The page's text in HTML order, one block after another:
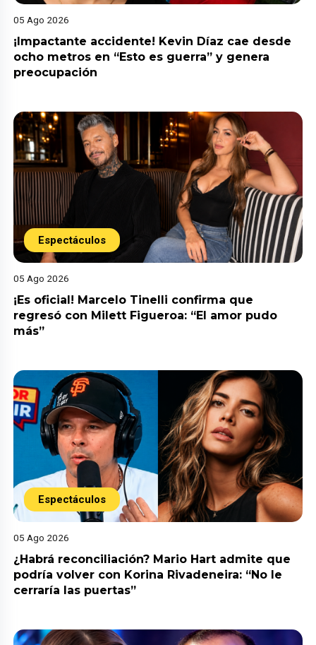
05 Ago 2026
¡Impactante accidente! Kevin Díaz cae desde
ocho metros en “Esto es guerra” y genera
preocupación
Espectáculos
05 Ago 2026
¡Es oficial! Marcelo Tinelli confirma que
regresó con Milett Figueroa: “El amor pudo
más”
Espectáculos
05 Ago 2026
¿Habrá reconciliación? Mario Hart admite que
podría volver con Korina Rivadeneira: “No le
cerraría las puertas”